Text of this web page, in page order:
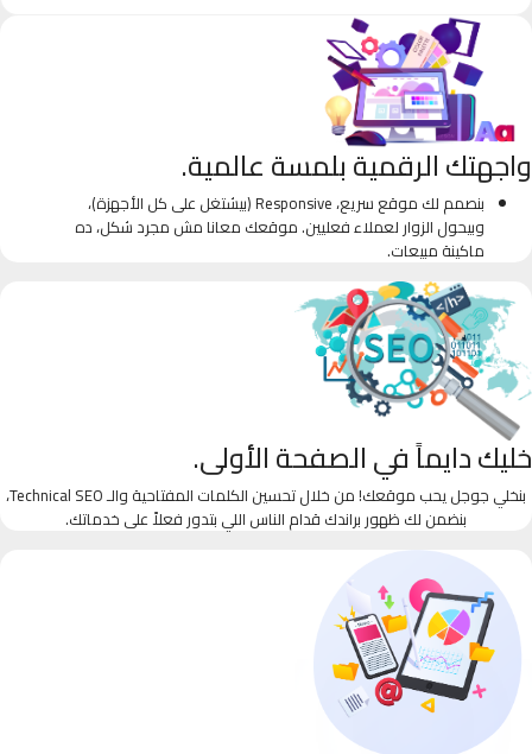
واجهتك الرقمية بلمسة عالمية.
بنصمم لك موقع سريع، Responsive (بيشتغل على كل الأجهزة)،
وبيحول الزوار لعملاء فعليين. موقعك معانا مش مجرد شكل، ده
ماكينة مبيعات.
خليك دايماً في الصفحة الأولى.
بنخلي جوجل يحب موقعك! من خلال تحسين الكلمات المفتاحية والـ Technical SEO،
بنضمن لك ظهور براندك قدام الناس اللي بتدور فعلاً على خدماتك.